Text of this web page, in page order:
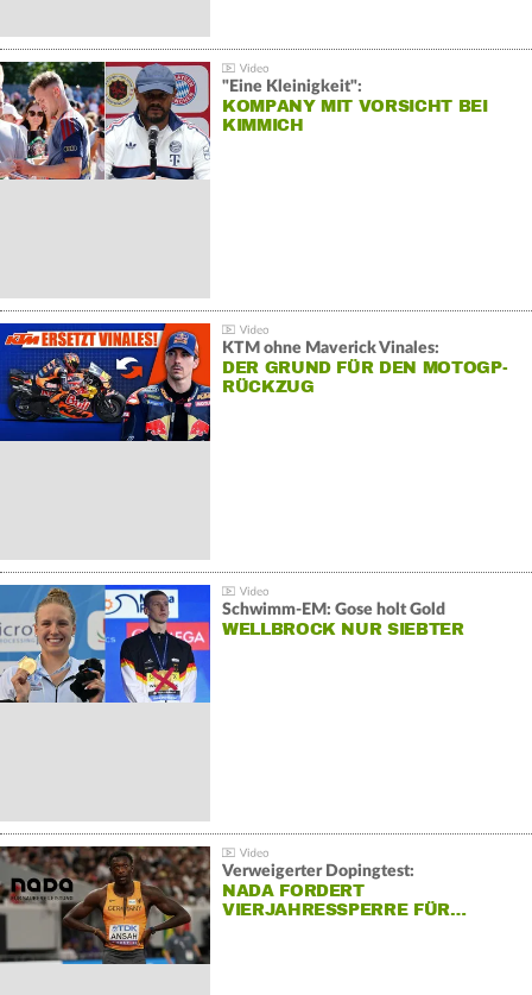
"Eine Kleinigkeit":
KOMPANY MIT VORSICHT BEI
KIMMICH
KTM ohne Maverick Vinales:
DER GRUND FÜR DEN MOTOGP-
RÜCKZUG
Schwimm-EM: Gose holt Gold
WELLBROCK NUR SIEBTER
Verweigerter Dopingtest:
NADA FORDERT
VIERJAHRESSPERRE FÜR…